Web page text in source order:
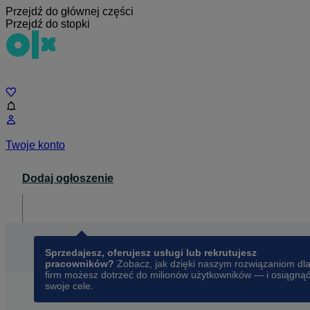
Przejdź do głównej części
Przejdź do stopki
Twoje konto
Dodaj ogłoszenie
Sprzedajesz, oferujesz usługi lub rekrutujesz
pracowników? Zobacz, jak dzięki naszym rozwiązaniom dla
firm możesz dotrzeć do milionów użytkowników — i osiągnąć
swoje cele.